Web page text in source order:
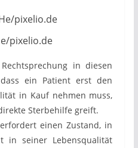
pixelio.de
in diesen
ein Patient erst den
in Kauf nehmen muss,
Sterbehilfe greift.
einen Zustand, in
in seiner Lebensqualität